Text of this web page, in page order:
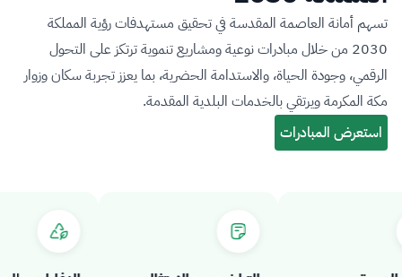
تسهم أمانة العاصمة المقدسة في تحقيق مستهدفات رؤية المملكة
2030 من خلال مبادرات نوعية ومشاريع تنموية ترتكز على التحول
الرقمي، وجودة الحياة، والاستدامة الحضرية، بما يعزز تجربة سكان وزوار
مكة المكرمة ويرتقي بالخدمات البلدية المقدمة.